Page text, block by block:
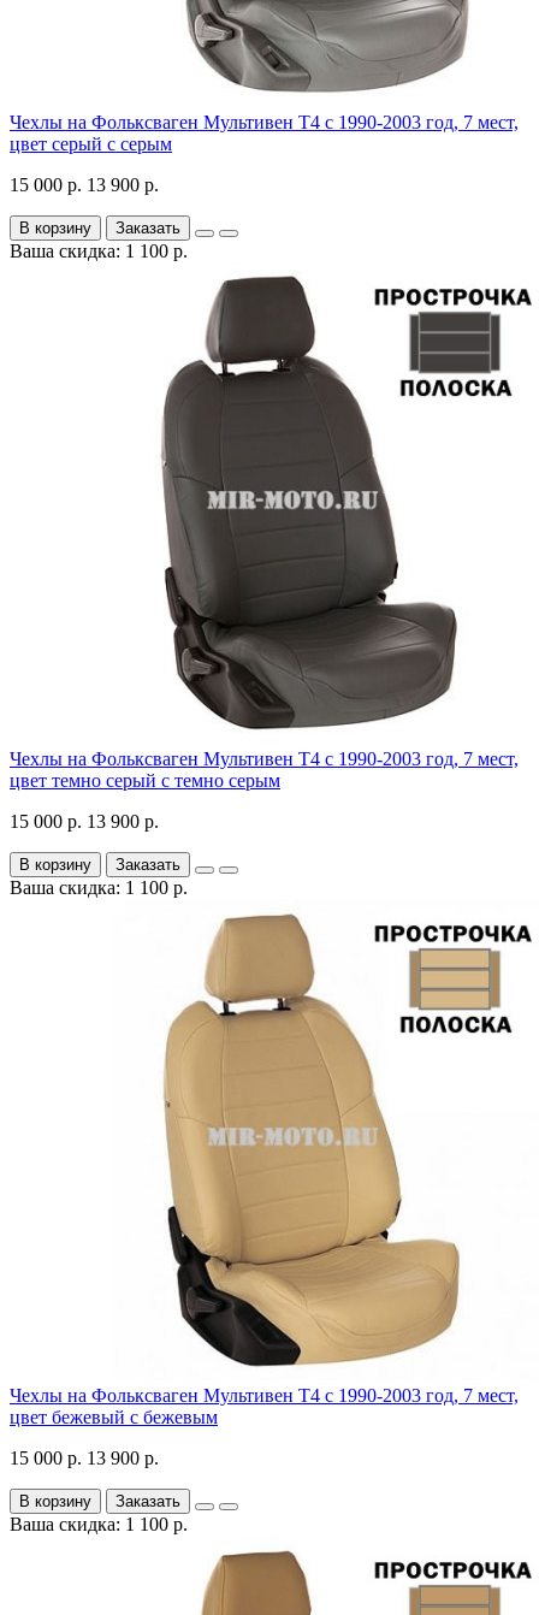
Чехлы на Фольксваген Мультивен Т4 с 1990-2003 год, 7 мест,
цвет серый с серым
15 000 р. 13 900 р.
В корзину Заказать
Ваша скидка: 1 100 р.
Чехлы на Фольксваген Мультивен Т4 с 1990-2003 год, 7 мест,
цвет темно серый с темно серым
15 000 р. 13 900 р.
В корзину Заказать
Ваша скидка: 1 100 р.
Чехлы на Фольксваген Мультивен Т4 с 1990-2003 год, 7 мест,
цвет бежевый с бежевым
15 000 р. 13 900 р.
В корзину Заказать
Ваша скидка: 1 100 р.